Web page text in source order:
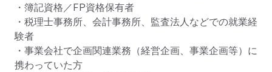
・簿記資格／FP資格保有者
・税理士事務所、会計事務所、監査法人などでの就業経
験者
・事業会社で企画関連業務（経営企画、事業企画等）に
携わっていた方